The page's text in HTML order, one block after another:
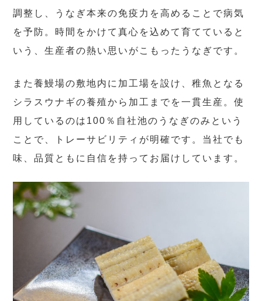
調整し、うなぎ本来の免疫力を高めることで病気
を予防。時間をかけて真心を込めて育てていると
いう、生産者の熱い思いがこもったうなぎです。
また養鰻場の敷地内に加工場を設け、稚魚となる
シラスウナギの養殖から加工までを一貫生産。使
用しているのは100％自社池のうなぎのみという
ことで、トレーサビリティが明確です。当社でも
味、品質ともに自信を持ってお届けしています。